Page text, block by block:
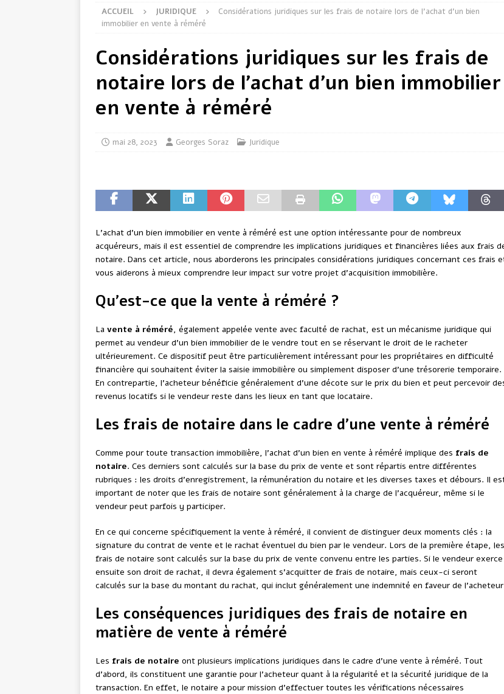
ACCUEIL JURIDIQUE
Considérations juridiques sur les frais de notaire lors de l’achat d’un bien
immobilier en vente à réméré
Considérations juridiques sur les frais de
notaire lors de l’achat d’un bien immobilier
en vente à réméré
mai 28, 2023 Georges Soraz Juridique
L’achat d’un bien immobilier en vente à réméré est une option intéressante pour de nombreux
acquéreurs, mais il est essentiel de comprendre les implications juridiques et financières liées aux frais
notaire. Dans cet article, nous aborderons les principales considérations juridiques concernant ces frais
vous aiderons à mieux comprendre leur impact sur votre projet d’acquisition immobilière.
Qu’est-ce que la vente à réméré ?
La vente à réméré, également appelée vente avec faculté de rachat, est un mécanisme juridique qui
permet au vendeur d’un bien immobilier de le vendre tout en se réservant le droit de le racheter
ultérieurement. Ce dispositif peut être particulièrement intéressant pour les propriétaires en difficulté
financière qui souhaitent éviter la saisie immobilière ou simplement disposer d’une trésorerie temporaire.
En contrepartie, l’acheteur bénéficie généralement d’une décote sur le prix du bien et peut percevoir
revenus locatifs si le vendeur reste dans les lieux en tant que locataire.
Les frais de notaire dans le cadre d’une vente à réméré
Comme pour toute transaction immobilière, l’achat d’un bien en vente à réméré implique des frais de
notaire. Ces derniers sont calculés sur la base du prix de vente et sont répartis entre différentes
rubriques : les droits d’enregistrement, la rémunération du notaire et les diverses taxes et débours. Il
important de noter que les frais de notaire sont généralement à la charge de l’acquéreur, même si le
vendeur peut parfois y participer.
En ce qui concerne spécifiquement la vente à réméré, il convient de distinguer deux moments clés : la
signature du contrat de vente et le rachat éventuel du bien par le vendeur. Lors de la première étape, les
frais de notaire sont calculés sur la base du prix de vente convenu entre les parties. Si le vendeur exerce
ensuite son droit de rachat, il devra également s’acquitter de frais de notaire, mais ceux-ci seront
calculés sur la base du montant du rachat, qui inclut généralement une indemnité en faveur de
Les conséquences juridiques des frais de notaire en
matière de vente à réméré
Les frais de notaire ont plusieurs implications juridiques dans le cadre d’une vente à réméré. Tout
d’abord, ils constituent une garantie pour l’acheteur quant à la régularité et la sécurité juridique de la
transaction. En effet, le notaire a pour mission d’effectuer toutes les vérifications nécessaires